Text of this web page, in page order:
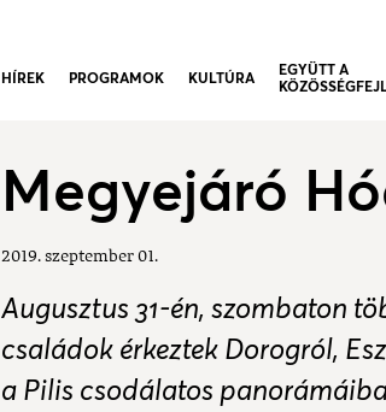
HÍREK PROGRAMOK KULTÚRA
EGYÜTT A
Megyejáró
2019. szeptember 01.
Augusztus 31-én, szombaton
családok érkeztek Dorogról,
a Pilis csodálatos